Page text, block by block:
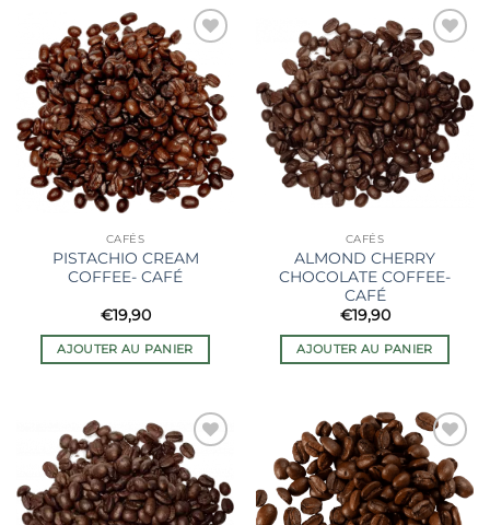
Ajouter
à la liste
de
souhaits
CAFÉS
PISTACHIO CREAM
COFFEE- CAFÉ
€19,90
AJOUTER AU PANIER
Ajouter
à la liste
de
souhaits
CAFÉS
ALMOND CHERRY
CHOCOLATE COFFEE-
CAFÉ
€19,90
AJOUTER AU PANIER
Ajouter
à la liste
de
souhaits
Ajouter
à la liste
de
souhaits